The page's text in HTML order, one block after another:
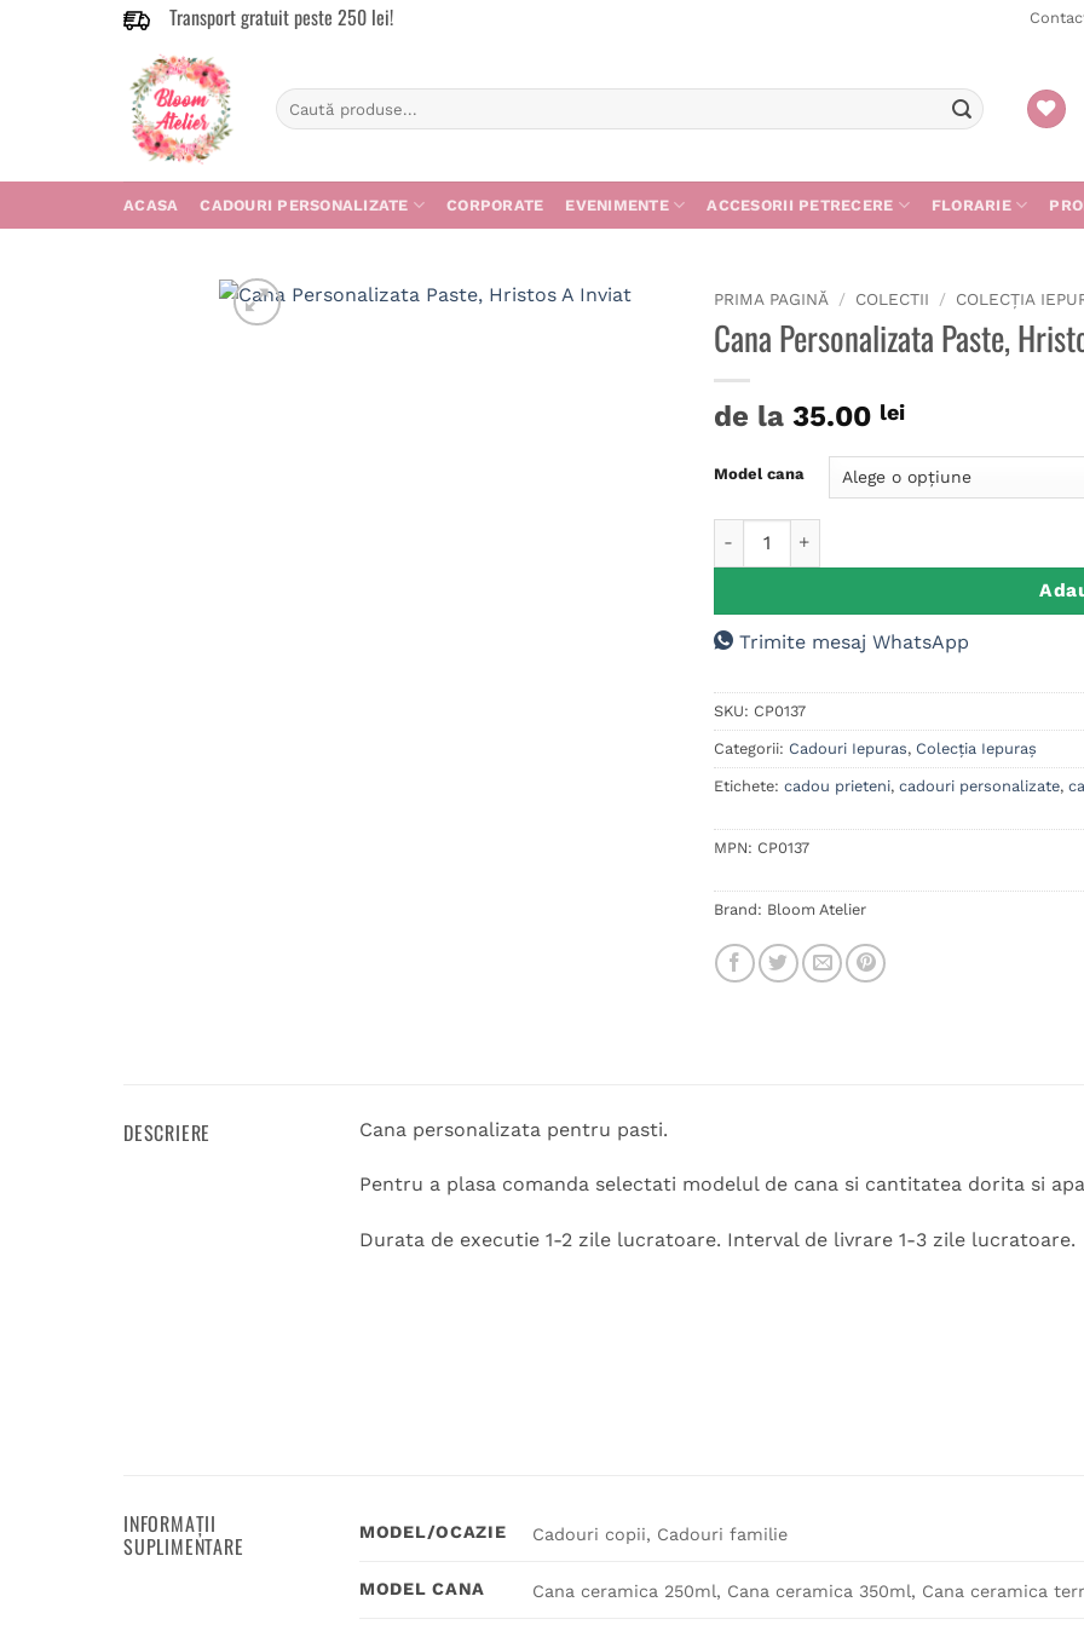
Transport gratuit peste 250 lei!
Caută
după:
ACASA CADOURI PERSONALIZATE CORPORATE EVENIMENTE ACCESORII PETRECERE FLORARIE
PRIMA PAGINĂ / COLECTII / COLECȚIA
Cana Personalizata Paste,
de la 35.00 lei
Model cana
Trimite mesaj WhatsApp
SKU: CP0137
Categorii: Cadouri Iepuras, Colecția Iepuraș
Etichete: cadou prieteni, cadouri personalizate,
MPN: CP0137
Brand: Bloom Atelier
DESCRIERE Cana personalizata pentru pasti.
Pentru a plasa comanda selectati modelul de cana si cantitatea dorita si
Durata de executie 1-2 zile lucratoare. Interval de livrare 1-3 zile lucratoare.
INFORMAȚII
SUPLIMENTARE MODEL/OCAZIE Cadouri copii, Cadouri familie
MODEL CANA Cana ceramica 250ml, Cana ceramica 350ml, Cana ceramica